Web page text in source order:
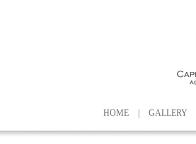
HOME GALLERY